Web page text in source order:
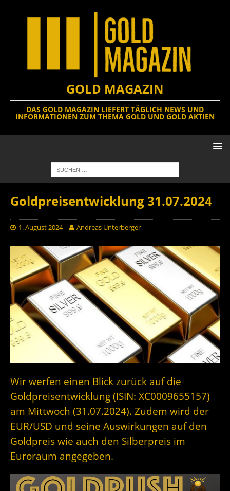
GOLD MAGAZIN
DAS GOLD MAGAZIN LIEFERT TÄGLICH NEWS UND
INFORMATIONEN ZUM THEMA GOLD UND GOLD AKTIEN
Goldpreisentwicklung 31.07.2024
1. August 2024 Andreas Unterberger
Wir werfen einen Blick zurück auf die
Goldpreisentwicklung (ISIN: XC0009655157)
am Mittwoch (31.07.2024). Zudem wird der
EUR/USD und seine Auswirkungen auf den
Goldpreis wie auch den Silberpreis im
Euroraum angegeben.